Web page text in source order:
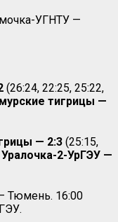
УГНТУ —
(26:24, 22:25, 25:22,
тигрицы —
— 2:3 (25:15,
2-УрГЭУ —
Тюмень. 16:00